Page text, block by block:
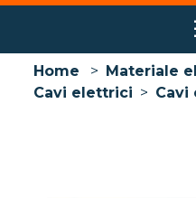
Home > Materiale
Cavi elettrici > Cavi